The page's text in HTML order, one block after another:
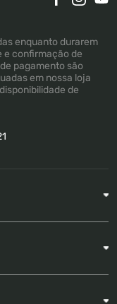
enquanto durarem
e confirmação de
pagamento são
em nossa loja
de